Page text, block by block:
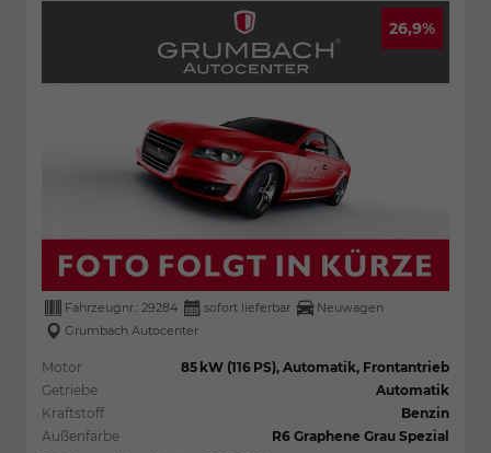
26,9%
Fahrzeugnr.: 29284 sofort lieferbar
Neuwagen
Grumbach Autocenter
Motor
85 kW (116 PS), Automatik, Frontantrieb
Getriebe
Automatik
Kraftstoff
Benzin
Außenfarbe
R6 Graphene Grau Spezial